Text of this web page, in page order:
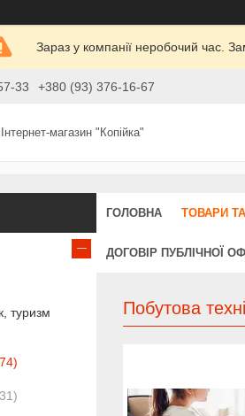
Зараз у компанії неробочий час.
33 +380 (93) 376-16-67
Інтернет-магазин "Копійка"
ГОЛОВНА ТОВАРИ
ДОГОВІР ПУБЛІЧНОЇ
Побутова
туризм